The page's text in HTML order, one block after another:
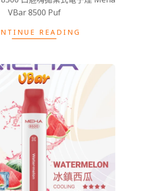
VBar 8500 Puf
READING